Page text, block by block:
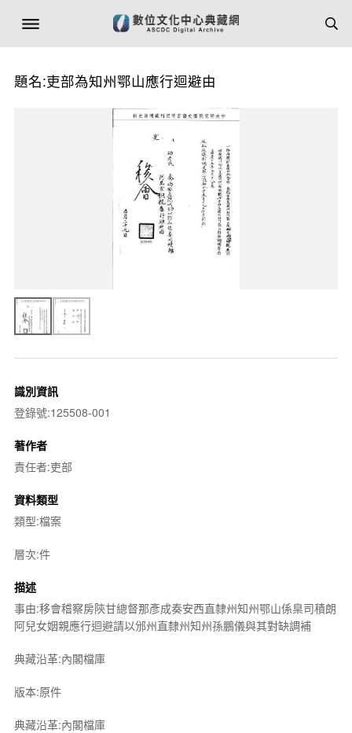
題名:吏部為知州鄂山應行迴避由
識別資訊
登錄號:125508-001
著作者
責任者:吏部
資料類型
類型:檔案
層次:件
描述
事由:移會稽察房陝甘總督那彥成奏安西直隸州知州鄂山係臬司積朗
阿兒女姻親應行迴避請以邠州直隸州知州孫鵬儀與其對缺調補
典藏沿革:內閣檔庫
版本:原件
典藏沿革:內閣檔庫